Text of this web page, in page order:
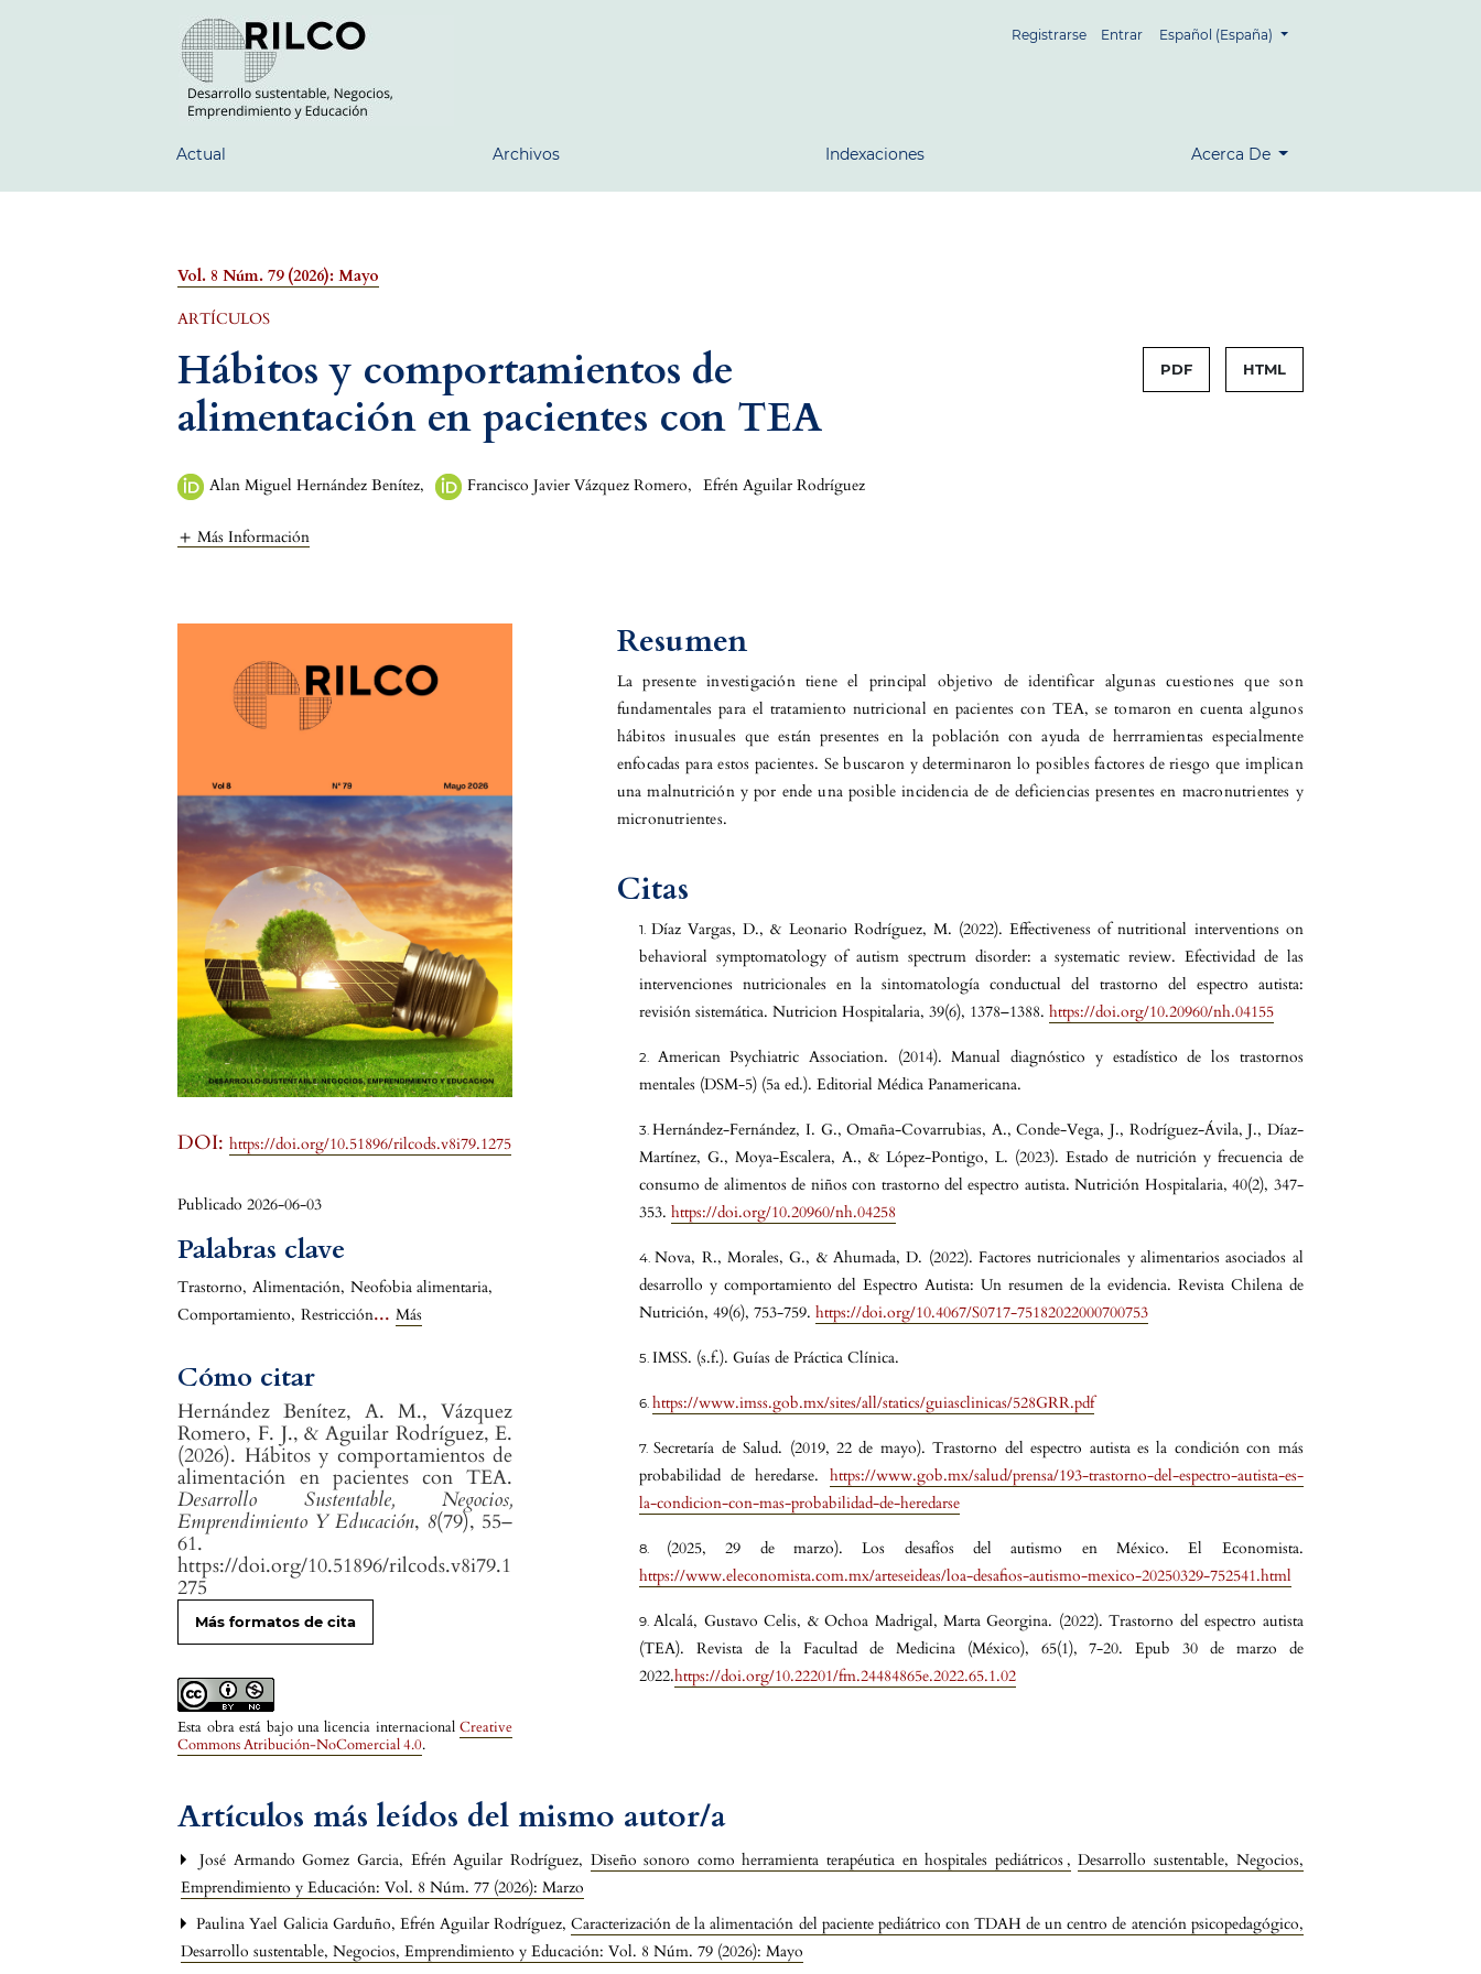
Registrarse Entrar Español (España)
Actual Archivos Indexaciones Acerca De
Vol. 8 Núm. 79 (2026): Mayo
ARTÍCULOS
Hábitos y comportamientos de
alimentación en pacientes con TEA
PDF HTML
Alan Miguel Hernández Benítez, Francisco Javier Vázquez Romero, Efrén Aguilar Rodríguez
Más Información
DOI:https://doi.org/10.51896/rilcods.v8i79.1275
Publicado 2026-06-03
Palabras clave
Trastorno, Alimentación, Neofobia alimentaria,
Comportamiento, Restricción... Más
Cómo citar
Hernández Benítez, A. M., Vázquez
Romero, F. J., & Aguilar Rodríguez, E.
(2026). Hábitos y comportamientos de
alimentación en pacientes con TEA.
Desarrollo Sustentable, Negocios,
Emprendimiento Y Educación, 8(79), 55–
61.
https://doi.org/10.51896/rilcods.v8i79.1
275
Más formatos de cita
Esta obra está bajo una licencia internacionalCreative
Commons Atribución-NoComercial 4.0.
Resumen
La presente investigación tiene el principal objetivo de identificar algunas cuestiones que son
fundamentales para el tratamiento nutricional en pacientes con TEA, se tomaron en cuenta algunos
hábitos inusuales que están presentes en la población con ayuda de herrramientas especialmente
enfocadas para estos pacientes. Se buscaron y determinaron lo posibles factores de riesgo que implican
una malnutrición y por ende una posible incidencia de de deficiencias presentes en macronutrientes y
micronutrientes.
Citas
Díaz Vargas, D., & Leonario Rodríguez, M. (2022). Effectiveness of nutritional interventions on
behavioral symptomatology of autism spectrum disorder: a systematic review. Efectividad de las
intervenciones nutricionales en la sintomatología conductual del trastorno del espectro autista:
revisión sistemática. Nutricion Hospitalaria, 39(6), 1378–1388. https://doi.org/10.20960/nh.04155
American Psychiatric Association. (2014). Manual diagnóstico y estadístico de los trastornos
mentales (DSM-5) (5a ed.). Editorial Médica Panamericana.
Hernández-Fernández, I. G., Omaña-Covarrubias, A., Conde-Vega, J., Rodríguez-Ávila, J., Díaz-
Martínez, G., Moya-Escalera, A., & López-Pontigo, L. (2023). Estado de nutrición y frecuencia de
consumo de alimentos de niños con trastorno del espectro autista. Nutrición Hospitalaria, 40(2), 347-
353. https://doi.org/10.20960/nh.04258
Nova, R., Morales, G., & Ahumada, D. (2022). Factores nutricionales y alimentarios asociados al
desarrollo y comportamiento del Espectro Autista: Un resumen de la evidencia. Revista Chilena de
Nutrición, 49(6), 753-759. https://doi.org/10.4067/S0717-75182022000700753
IMSS. (s.f.). Guías de Práctica Clínica.
https://www.imss.gob.mx/sites/all/statics/guiasclinicas/528GRR.pdf
Secretaría de Salud. (2019, 22 de mayo). Trastorno del espectro autista es la condición con más
probabilidad de heredarse. https://www.gob.mx/salud/prensa/193-trastorno-del-espectro-autista-es-
la-condicion-con-mas-probabilidad-de-heredarse
(2025, 29 de marzo). Los desafíos del autismo en México. El Economista.
https://www.eleconomista.com.mx/arteseideas/loa-desafios-autismo-mexico-20250329-752541.html
Alcalá, Gustavo Celis, & Ochoa Madrigal, Marta Georgina. (2022). Trastorno del espectro autista
(TEA). Revista de la Facultad de Medicina (México), 65(1), 7-20. Epub 30 de marzo de
2022.https://doi.org/10.22201/fm.24484865e.2022.65.1.02
Artículos más leídos del mismo autor/a
José Armando Gomez Garcia, Efrén Aguilar Rodríguez, Diseño sonoro como herramienta terapéutica en hospitales pediátricos,Desarrollo sustentable, Negocios,
Emprendimiento y Educación: Vol. 8 Núm. 77 (2026): Marzo
Paulina Yael Galicia Garduño, Efrén Aguilar Rodríguez,Caracterización de la alimentación del paciente pediátrico con TDAH de un centro de atención psicopedagógico,
Desarrollo sustentable, Negocios, Emprendimiento y Educación: Vol. 8 Núm. 79 (2026): Mayo